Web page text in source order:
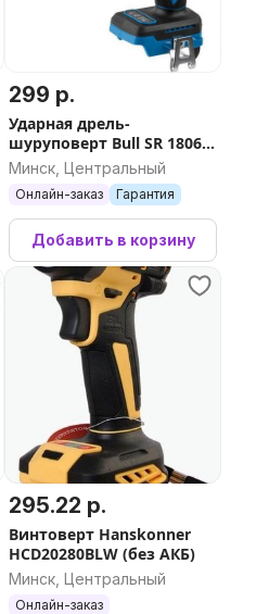
299 р.
Ударная дрель-
шуруповерт Bull SR 1806
R-series SOLO XLTpro
2329058 (без АКБ)
Минск, Центральный
Онлайн-заказ Гарантия
Добавить в корзину
295.22 р.
Винтоверт Hanskonner
HCD20280BLW (без АКБ)
Минск, Центральный
Онлайн-заказ